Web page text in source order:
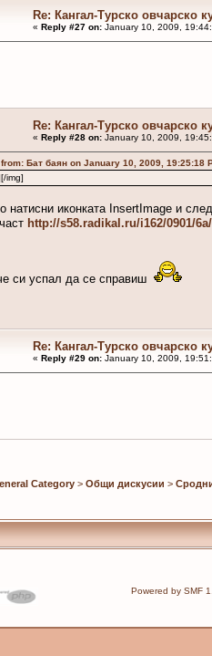
Re: Кангал-Турско овчарско
« Reply #27 on:January 10, 2009,
Re: Кангал-Турско овчарско
« Reply #28 on:January 10, 2009,
Бат баян on January 10, 2009, 19:25:18
img]
натисни иконката InsertImage и
http://s58.radikal.ru/i162/0901/
си успал да се справиш
Re: Кангал-Турско овчарско
« Reply #29 on:January 10, 2009,
Category> Общи дискусии >
Powered by SMF